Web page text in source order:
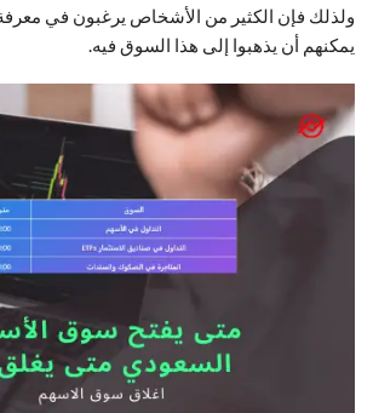
ولذلك فإن الكثير من الأشخاص يرغبون في معرفة
يمكنهم أن يذهبوا إلى هذا السوق فيه.